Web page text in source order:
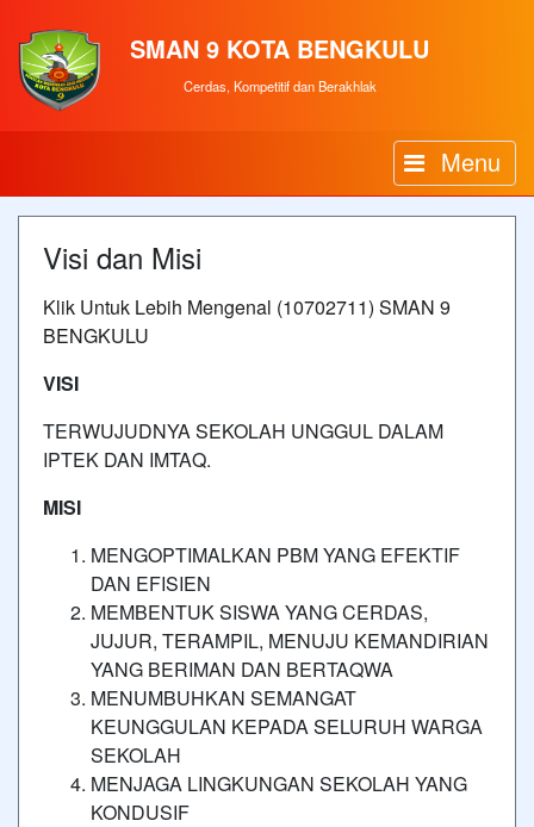
SMAN 9 KOTA BENGKULU
Cerdas, Kompetitif dan Berakhlak
Menu
Visi dan Misi
Klik Untuk Lebih Mengenal (10702711) SMAN 9
BENGKULU
VISI
TERWUJUDNYA SEKOLAH UNGGUL DALAM
IPTEK DAN IMTAQ.
MISI
MENGOPTIMALKAN PBM YANG EFEKTIF
DAN EFISIEN
MEMBENTUK SISWA YANG CERDAS,
JUJUR, TERAMPIL, MENUJU KEMANDIRIAN
YANG BERIMAN DAN BERTAQWA
MENUMBUHKAN SEMANGAT
KEUNGGULAN KEPADA SELURUH WARGA
SEKOLAH
MENJAGA LINGKUNGAN SEKOLAH YANG
KONDUSIF